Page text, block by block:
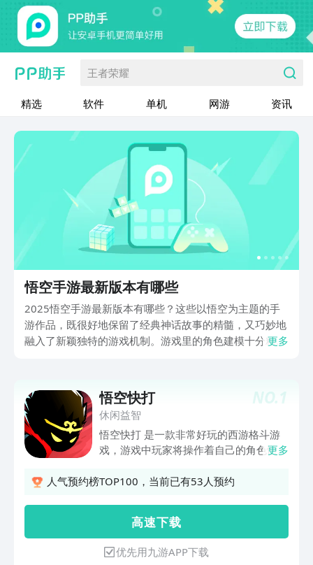
王者荣耀
精选 软件 单机 网游 资讯
悟空手游最新版本有哪些
2025悟空手游最新版本有哪些？这些以悟空为主题的手
游作品，既很好地保留了经典神话故事的精髓，又巧妙地
融入了新颖独特的游戏机制。游戏里的角色建模十分精
迈气概，还是期待和各类妖怪斗智斗勇的精彩情节，都能
在这些游戏里寻得自己喜爱的部分。
更多
NO.1
悟空快打
休闲益智
悟空快打 是一款非常好玩的西游格斗游
戏，游戏中玩家将操作着自己的角色悟空
怪全部铲除非常的简单，你的技能是非常
更多
人气预约榜TOP100，当前已有53人预约
高 速 下 载
优先用九游APP下载